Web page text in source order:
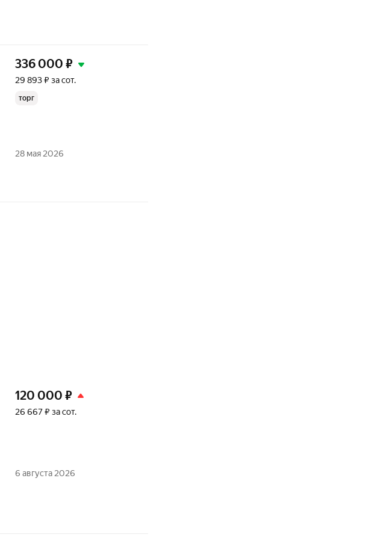
336 000 ₽
29 893 ₽ за сот.
торг
28 мая 2026
120 000 ₽
26 667 ₽ за сот.
6 августа 2026